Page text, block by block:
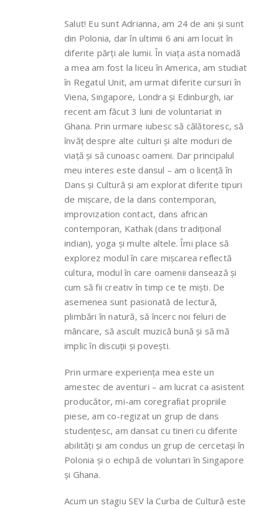
Salut! Eu sunt Adrianna, am 24 de ani și sunt
din Polonia, dar în ultimii 6 ani am locuit în
diferite părți ale lumii. În viața asta nomadă
a mea am fost la liceu în America, am studiat
în Regatul Unit, am urmat diferite cursuri în
Viena, Singapore, Londra și Edinburgh, iar
recent am făcut 3 luni de voluntariat in
Ghana. Prin urmare iubesc să călătoresc, să
învăț despre alte culturi și alte moduri de
viață și să cunoasc oameni. Dar principalul
meu interes este dansul – am o licență în
Dans și Cultură și am explorat diferite tipuri
de mișcare, de la dans contemporan,
improvization contact, dans african
contemporan, Kathak (dans tradițional
indian), yoga și multe altele. Îmi place să
explorez modul în care mișcarea reflectă
cultura, modul în care oamenii dansează și
cum să fii creativ în timp ce te miști. De
asemenea sunt pasionată de lectură,
plimbări în natură, să încerc noi feluri de
mâncare, să ascult muzică bună și să mă
implic în discuții și povești.
Prin urmare experiența mea este un
amestec de aventuri – am lucrat ca asistent
producător, mi-am coregrafiat propriile
piese, am co-regizat un grup de dans
studențesc, am dansat cu tineri cu diferite
abilități și am condus un grup de cercetași în
Polonia și o echipă de voluntari în Singapore
și Ghana.
Acum un stagiu SEV la Curba de Cultură este